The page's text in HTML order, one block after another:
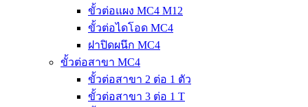
ขั้วต่อแผง MC4 M12
ขั้วต่อไดโอด MC4
ฝาปิดผนึก MC4
ขั้วต่อสาขา MC4
ขั้วต่อสาขา 2 ต่อ 1 ตัว
ขั้วต่อสาขา 3 ต่อ 1 T